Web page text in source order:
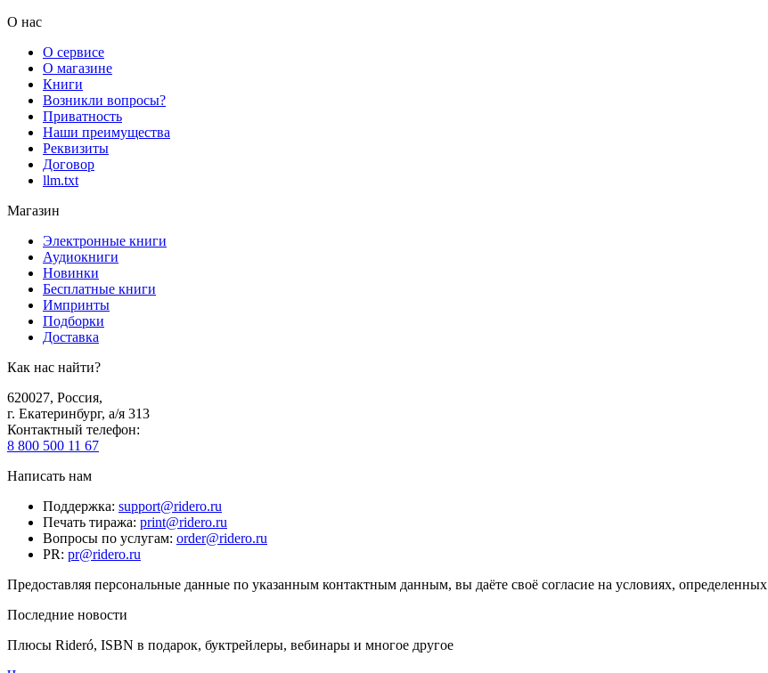
О нас
О сервисе
О магазине
Книги
Возникли вопросы?
Приватность
Наши преимущества
Реквизиты
Договор
llm.txt
Магазин
Электронные книги
Аудиокниги
Новинки
Бесплатные книги
Импринты
Подборки
Доставка
Как нас найти?
620027, Россия,
г. Екатеринбург, а/я 313
Контактный телефон:
8 800 500 11 67
Написать нам
Поддержка: support@ridero.ru
Печать тиража: print@ridero.ru
Вопросы по услугам: order@ridero.ru
PR: pr@ridero.ru
Предоставляя персональные данные по указанным контактным данным, вы даёте своё согласие на условиях, определенных
Последние новости
Плюсы Rideró, ISBN в подарок, буктрейлеры, вебинары и многое другое